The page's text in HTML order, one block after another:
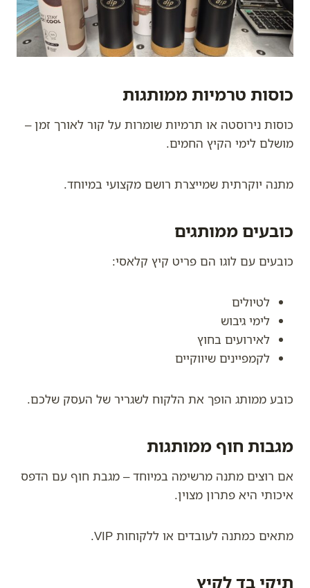
כוסות טרמיות ממותגות
כוסות נירוסטה או תרמיות שומרות על קור לאורך זמן –
מושלם לימי הקיץ החמים.
מתנה יוקרתית שמייצרת רושם מקצועי במיוחד.
כובעים ממותגים
כובעים עם לוגו הם פריט קיץ קלאסי:
לטיולים
לימי גיבוש
לאירועים בחוץ
לקמפיינים שיווקיים
כובע ממותג הופך את הלקוח לשגריר של העסק שלכם.
מגבות חוף ממותגות
אם רוצים מתנה מרשימה במיוחד – מגבת חוף עם הדפס
איכותי היא פתרון מצוין.
מתאים כמתנה לעובדים או ללקוחות VIP.
תיקי בד לקיץ